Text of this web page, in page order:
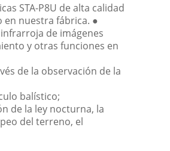
STA-P8U de alta calidad
en nuestra fábrica. ●
de imágenes
y otras funciones en
de la observación de la
balístico;
de la ley nocturna, la
del terreno, el